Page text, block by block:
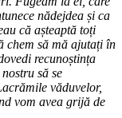
nădejdea și ca
că așteaptă toți
chem să mă ajutați în
recunoștința
să se
văduvelor,
vom avea grijă de